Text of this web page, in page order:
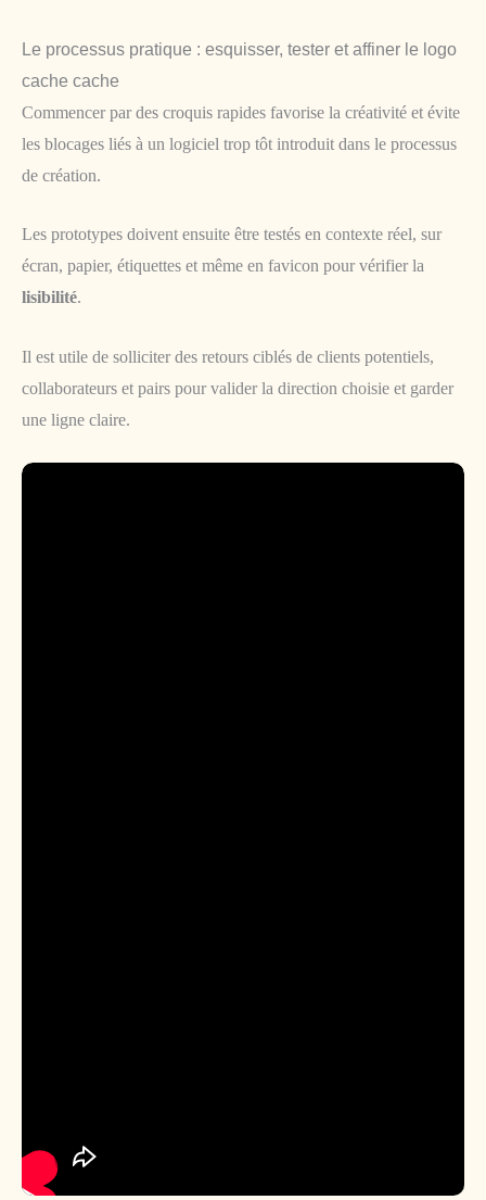
Le processus pratique : esquisser, tester et affiner le logo
cache cache
Commencer par des croquis rapides favorise la créativité et évite
les blocages liés à un logiciel trop tôt introduit dans le processus
de création.
Les prototypes doivent ensuite être testés en contexte réel, sur
écran, papier, étiquettes et même en favicon pour vérifier la
lisibilité.
Il est utile de solliciter des retours ciblés de clients potentiels,
collaborateurs et pairs pour valider la direction choisie et garder
une ligne claire.